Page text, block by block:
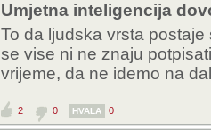
Umjetna inteligencija
To da ljudska vrsta
se vise ni ne znaju
vrijeme, da ne idemo na
2 0 HVALA 0